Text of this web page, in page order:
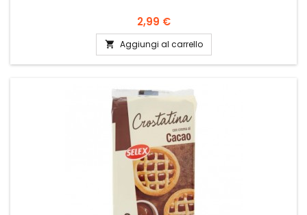
Prezzo
2,99 €
 Aggiungi al carrello